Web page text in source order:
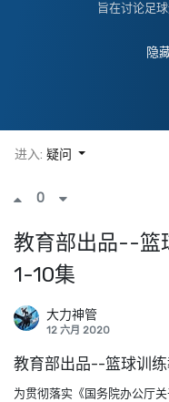
旨在讨论足
隐
进入: 疑问
0
教育部出品--篮
1-10集
大力神管
12 六月 2020
教育部出品--篮球训
为贯彻落实《国务院办公厅